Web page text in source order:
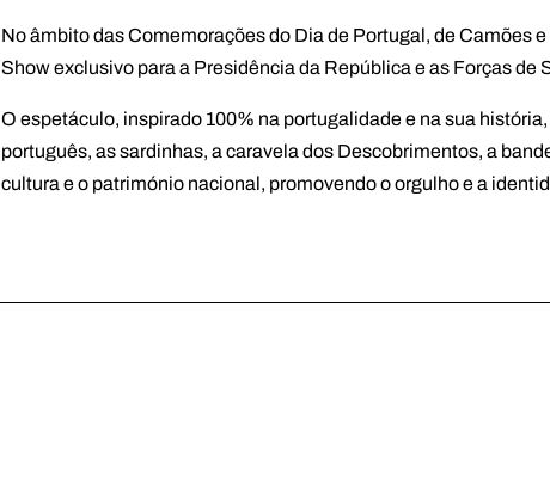
No âmbito das Comemorações do Dia de Portugal, de Camões
Show exclusivo para a Presidência da República e as Forças de
O espetáculo, inspirado 100% na portugalidade e na sua
português, as sardinhas, a caravela dos Descobrimentos, a
cultura e o património nacional, promovendo o orgulho e a